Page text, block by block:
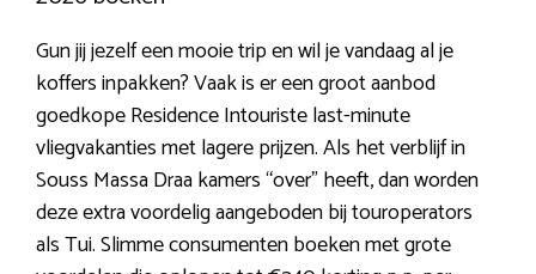
Gun jij jezelf een mooie trip en wil je vandaag al je
koffers inpakken? Vaak is er een groot aanbod
goedkope Residence Intouriste last-minute
vliegvakanties met lagere prijzen. Als het verblijf in
Souss Massa Draa kamers “over” heeft, dan worden
deze extra voordelig aangeboden bij touroperators
als Tui. Slimme consumenten boeken met grote